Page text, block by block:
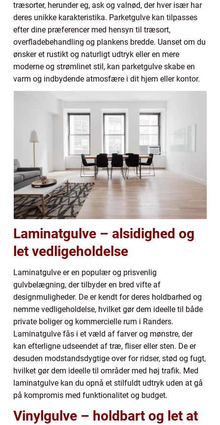
træsorter, herunder eg, ask og valnød, der hver især har
deres unikke karakteristika. Parketgulve kan tilpasses
efter dine præferencer med hensyn til træsort,
overfladebehandling og plankens bredde. Uanset om du
ønsker et rustikt og naturligt udtryk eller en mere
moderne og strømlinet stil, kan parketgulve skabe en
varm og indbydende atmosfære i dit hjem eller kontor.
Laminatgulve – alsidighed og
let vedligeholdelse
Laminatgulve er en populær og prisvenlig
gulvbelægning, der tilbyder en bred vifte af
designmuligheder. De er kendt for deres holdbarhed og
nemme vedligeholdelse, hvilket gør dem ideelle til både
private boliger og kommercielle rum i Randers.
Laminatgulve fås i et væld af farver og mønstre, der
kan efterligne udseendet af træ, fliser eller sten. De er
desuden modstandsdygtige over for ridser, stød og fugt,
hvilket gør dem ideelle til områder med høj trafik. Med
laminatgulve kan du opnå et stilfuldt udtryk uden at gå
på kompromis med funktionalitet og budget.
Vinylgulve – holdbart og let at